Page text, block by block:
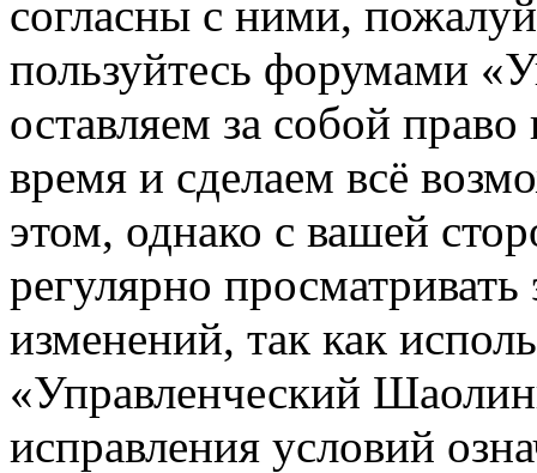
согласны с ними,
пользуйтесь форумами
оставляем за собой
время и сделаем всё
этом, однако с вашей
регулярно просматривать
изменений, так как
«Управленческий
исправления условий